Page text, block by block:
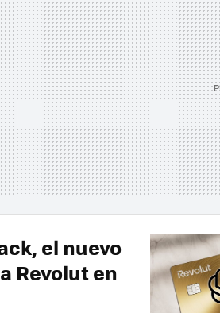
el nuevo
Revolut en